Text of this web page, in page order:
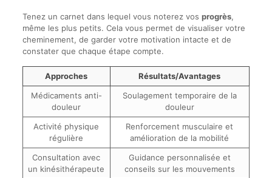
Tenez un carnet dans lequel vous noterez vos progrès,
même les plus petits. Cela vous permet de visualiser votre
cheminement, de garder votre motivation intacte et de
constater que chaque étape compte.
Approches
Résultats/Avantages
Médicaments anti-
douleur
Soulagement temporaire de la
douleur
Activité physique
régulière
Renforcement musculaire et
amélioration de la mobilité
Consultation avec
un kinésithérapeute
Guidance personnalisée et
conseils sur les mouvements